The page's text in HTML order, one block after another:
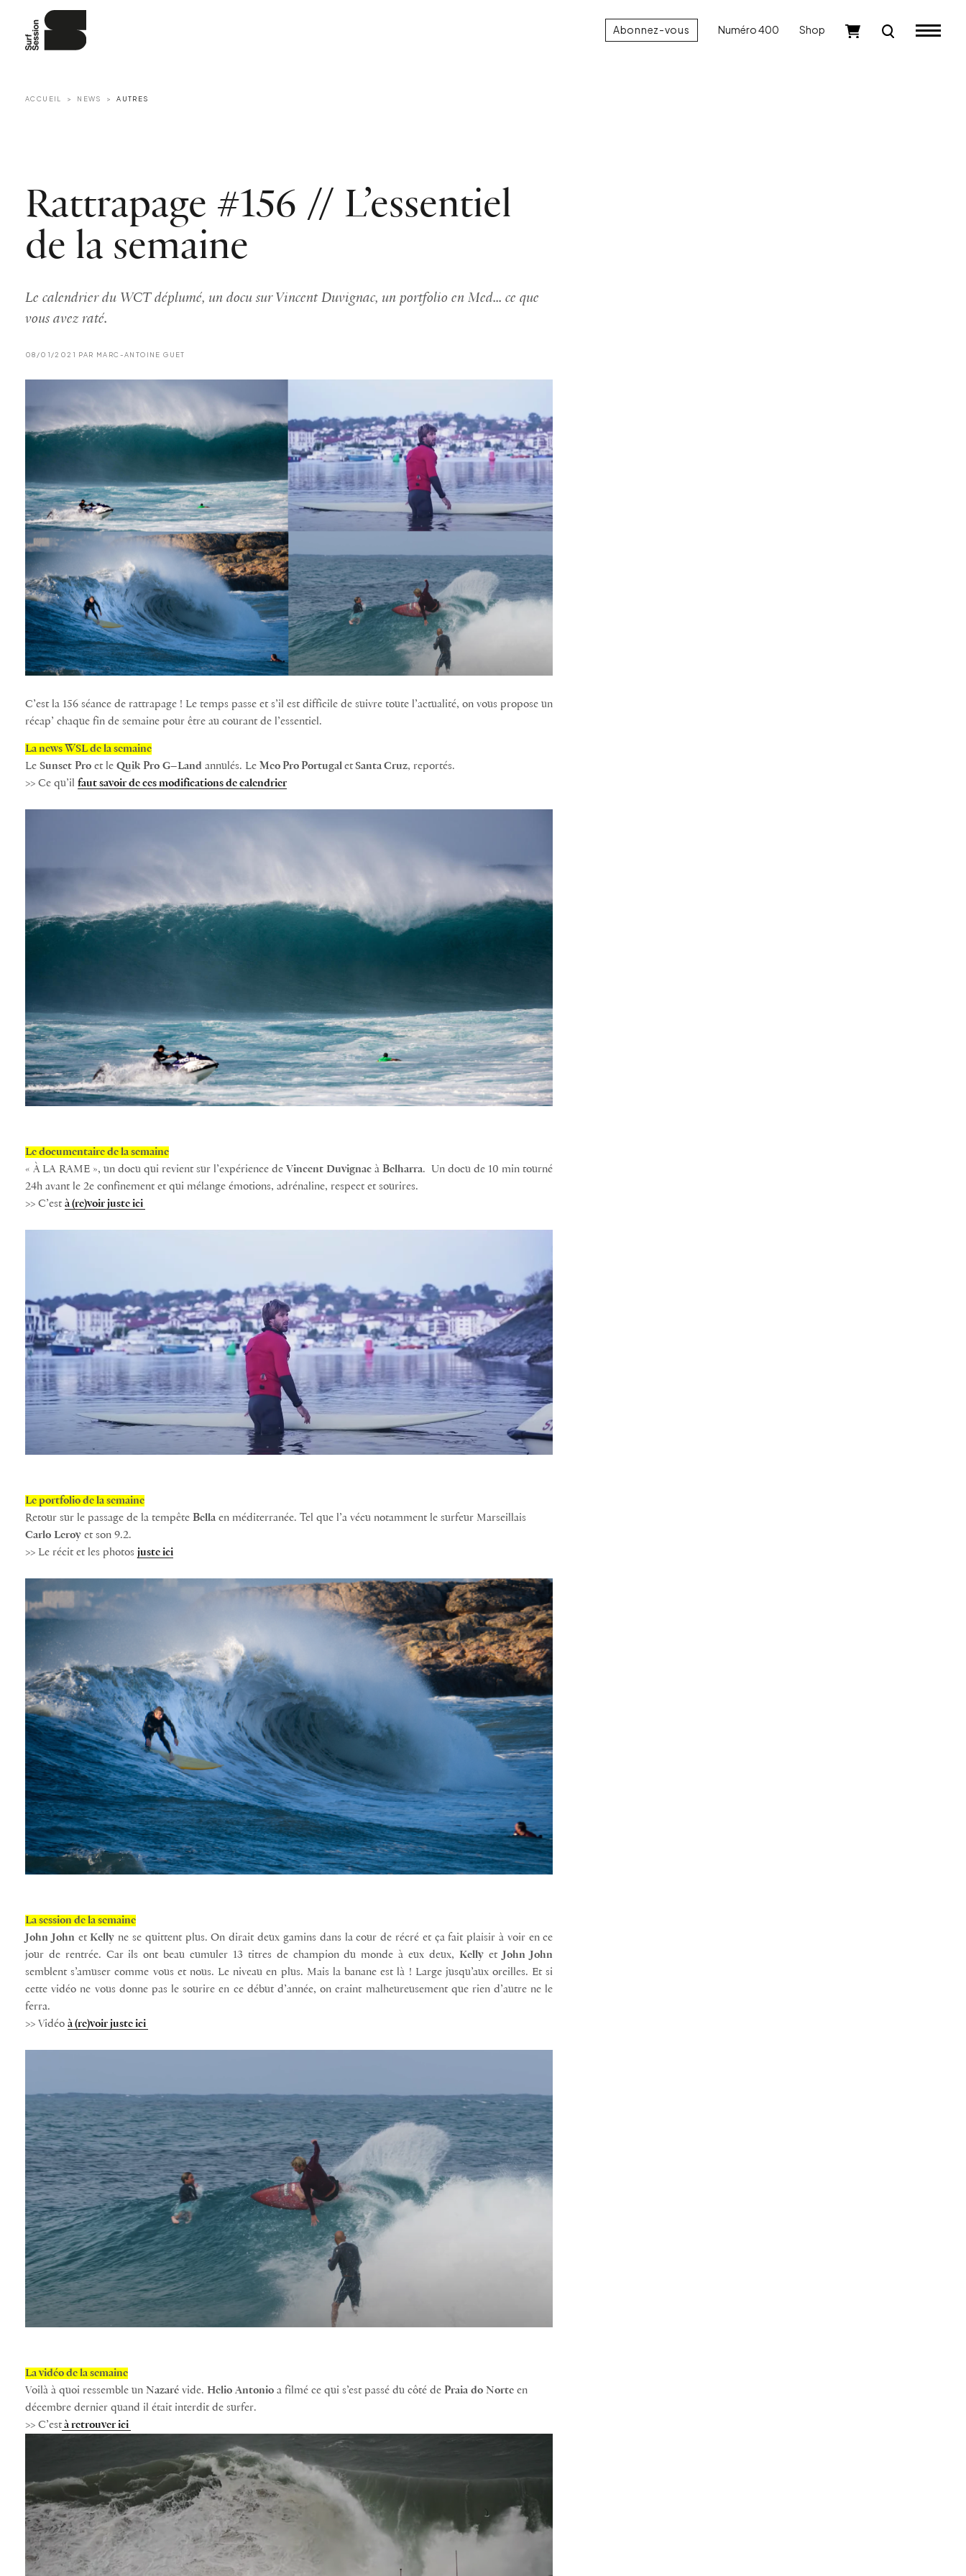
Abonnez-vous Numéro 400 Shop
ACCUEIL NEWS AUTRES
Rattrapage #156 // L’essentiel
de la semaine
Le calendrier du WCT déplumé, un docu sur Vincent Duvignac, un portfolio en Med... ce que
vous avez raté.
08/01/2021 PAR MARC-ANTOINE GUET
C’est la 156 séance de rattrapage ! Le temps passe et s’il est difficile de suivre toute l’actualité, on vous propose un
récap’ chaque fin de semaine pour être au courant de l’essentiel.
La news WSL de la semaine
Le Sunset Pro et le Quik Pro G–Land annulés. Le Meo Pro PortugaletSanta Cruz, reportés.
>> Ce qu’il faut savoir de ces modifications de calendrier
Le documentaire de la semaine
« À LA RAME », un docu qui revient sur l’expérience de Vincent Duvignac à Belharra. Un docu de 10 min tourné
24h avant le 2e confinement et qui mélange émotions, adrénaline, respect et sourires.
>> C’està (re)voir juste ici
Le portfolio de la semaine
Retour sur le passage de la tempête Bella en méditerranée. Tel que l’a vécu notamment le surfeur Marseillais
Carlo Leroy et son 9.2.
>> Le récit et les photos juste ici
La session de la semaine
John John et Kelly ne se quittent plus. On dirait deux gamins dans la cour de récré et ça fait plaisir à voir en ce
jour de rentrée. Car ils ont beau cumuler 13 titres de champion du monde à eux deux, Kellyet John John
semblent s’amuser comme vous et nous. Le niveau en plus. Mais la banane est là ! Large jusqu’aux oreilles. Et si
cette vidéo ne vous donne pas le sourire en ce début d’année, on craint malheureusement que rien d’autre ne le
ferra.
>> Vidéo à (re)voir juste ici
La vidéo de la semaine
Voilà à quoi ressemble un Nazaré vide. Helio Antonio a filmé ce qui s’est passé du côté de Praia do Norte en
décembre dernier quand il était interdit de surfer.
>> C’està retrouver ici